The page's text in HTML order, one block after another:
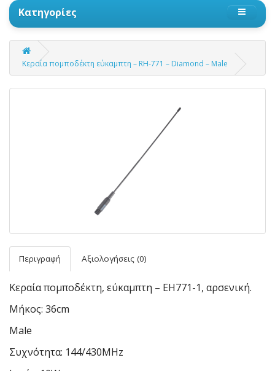
Κατηγορίες
Κεραία πομποδέκτη εύκαμπτη – RH-771 – Diamond – Male
Περιγραφή Αξιολογήσεις (0)
Κεραία πομποδέκτη, εύκαμπτη – EH771-1, αρσενική.
Μήκος: 36cm
Male
Συχνότητα: 144/430MHz